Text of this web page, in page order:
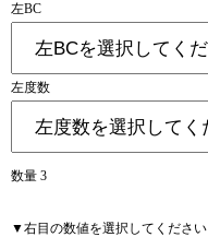
左BC
左度数
数量 3
▼右目の数値を選択してください